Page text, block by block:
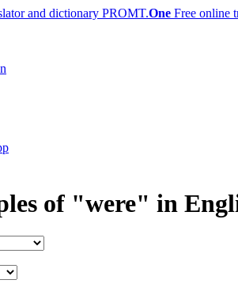
PROMT.One Free online
of "were" in